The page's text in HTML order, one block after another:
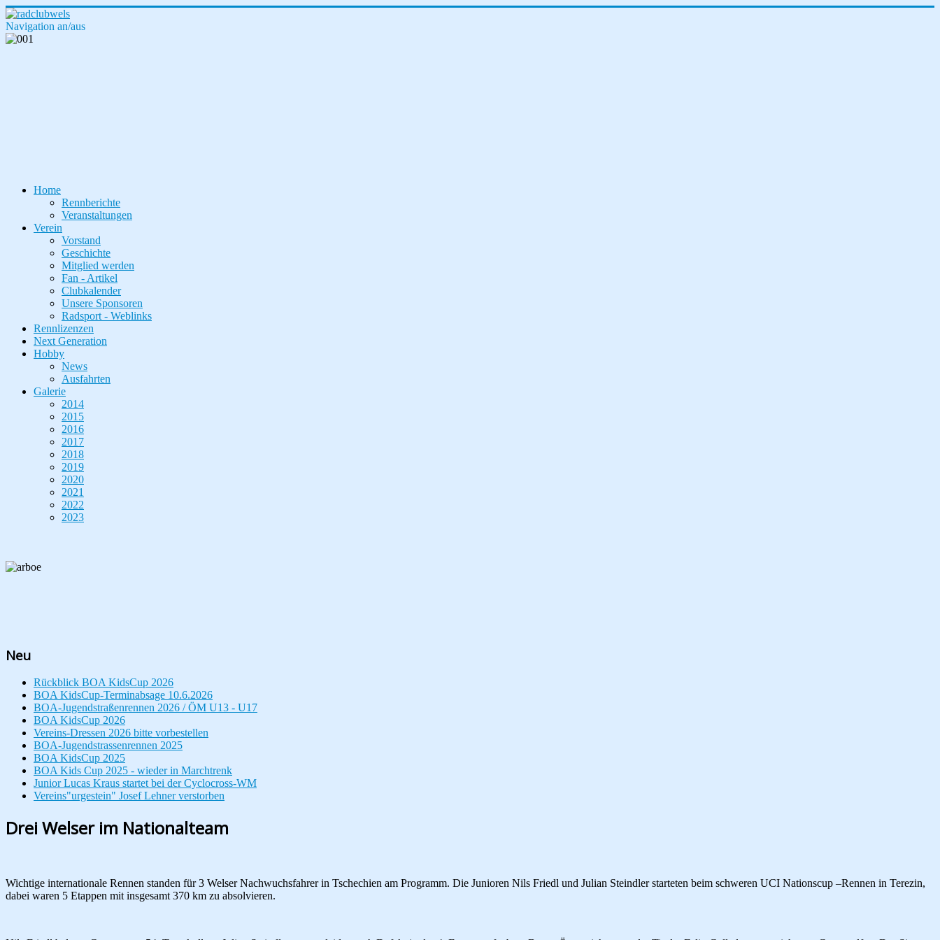
Navigation an/aus
Home
Rennberichte
Veranstaltungen
Verein
Vorstand
Geschichte
Mitglied werden
Fan - Artikel
Clubkalender
Unsere Sponsoren
Radsport - Weblinks
Rennlizenzen
Next Generation
Hobby
News
Ausfahrten
Galerie
2014
2015
2016
2017
2018
2019
2020
2021
2022
2023
Neu
Rückblick BOA KidsCup 2026
BOA KidsCup-Terminabsage 10.6.2026
BOA-Jugendstraßenrennen 2026 / ÖM U13 - U17
BOA KidsCup 2026
Vereins-Dressen 2026 bitte vorbestellen
BOA-Jugendstrassenrennen 2025
BOA KidsCup 2025
BOA Kids Cup 2025 - wieder in Marchtrenk
Junior Lucas Kraus startet bei der Cyclocross-WM
Vereins"urgestein" Josef Lehner verstorben
Drei Welser im Nationalteam
Wichtige internationale Rennen standen für 3 Welser Nachwuchsfahrer in Tschechien am Programm. Die Junioren Nils Friedl und Julian Steindler starteten beim schweren UCI Nationscup –Rennen in Terezin,
dabei waren 5 Etappen mit insgesamt 370 km zu absolvieren.